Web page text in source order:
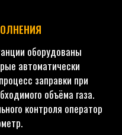
оборудованы
автоматически
заправки при
объёма газа.
контроля оператор